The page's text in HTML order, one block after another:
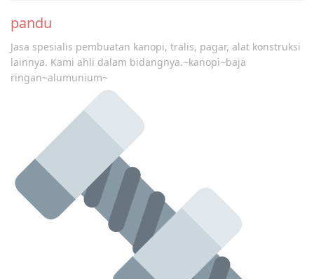
pandu
Jasa spesialis pembuatan kanopi, tralis, pagar, alat konstruksi
lainnya. Kami ahli dalam bidangnya.~kanopi~baja
ringan~alumunium~